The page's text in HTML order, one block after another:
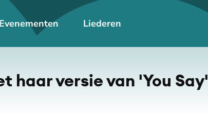
Evenementen Liederen
vereist jouw toestemming voor
haar versie van 'You Say'